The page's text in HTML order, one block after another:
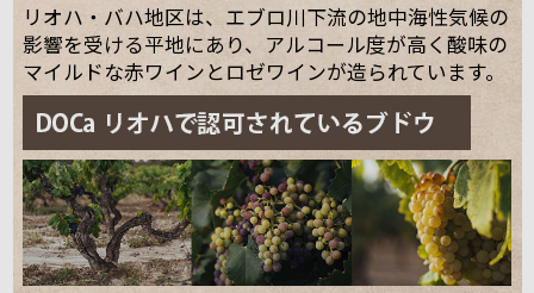
リオハ・バハ地区は、エブロ川下流の地中海性気候の
影響を受ける平地にあり、アルコール度が高く酸味の
マイルドな赤ワインとロゼワインが造られています。